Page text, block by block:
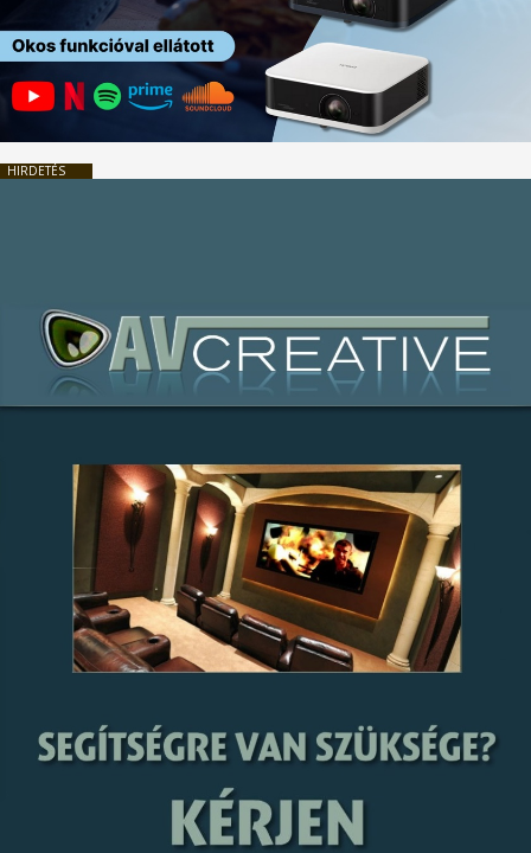
HIRDETÉS